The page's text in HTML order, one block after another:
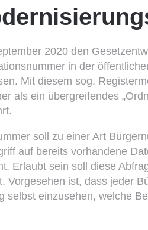
2020 den
in der
Mit diesem sog.
als ein übergreifendes
soll zu einer Art
auf bereits vorhandene
Erlaubt sein soll diese
Vorgesehen ist, dass jeder
selbst einzusehen, welche